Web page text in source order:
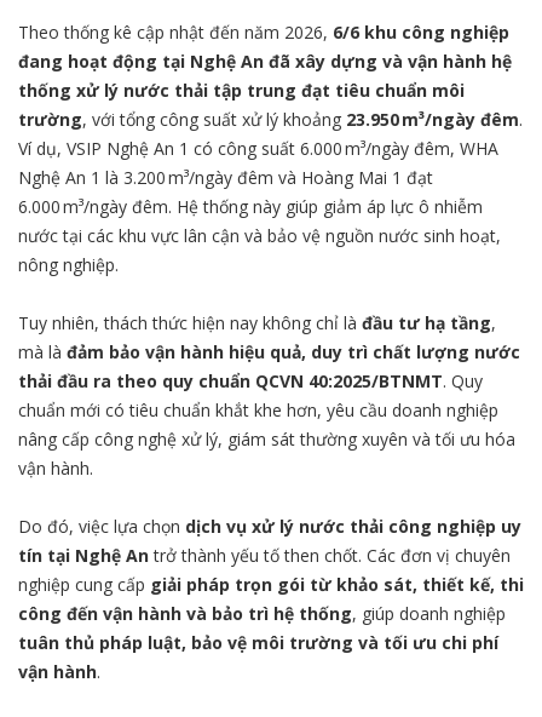
Theo thống kê cập nhật đến năm 2026, 6/6 khu công nghiệp
đang hoạt động tại Nghệ An đã xây dựng và vận hành hệ
thống xử lý nước thải tập trung đạt tiêu chuẩn môi
trường, với tổng công suất xử lý khoảng 23.950 m³/ngày đêm.
Ví dụ, VSIP Nghệ An 1 có công suất 6.000 m³/ngày đêm, WHA
Nghệ An 1 là 3.200 m³/ngày đêm và Hoàng Mai 1 đạt
6.000 m³/ngày đêm. Hệ thống này giúp giảm áp lực ô nhiễm
nước tại các khu vực lân cận và bảo vệ nguồn nước sinh hoạt,
nông nghiệp.
Tuy nhiên, thách thức hiện nay không chỉ là đầu tư hạ tầng,
mà là đảm bảo vận hành hiệu quả, duy trì chất lượng nước
thải đầu ra theo quy chuẩn QCVN 40:2025/BTNMT. Quy
chuẩn mới có tiêu chuẩn khắt khe hơn, yêu cầu doanh nghiệp
nâng cấp công nghệ xử lý, giám sát thường xuyên và tối ưu hóa
vận hành.
Do đó, việc lựa chọn dịch vụ xử lý nước thải công nghiệp uy
tín tại Nghệ Antrở thành yếu tố then chốt. Các đơn vị chuyên
nghiệp cung cấp giải pháp trọn gói từ khảo sát, thiết kế, thi
công đến vận hành và bảo trì hệ thống, giúp doanh nghiệp
tuân thủ pháp luật, bảo vệ môi trường và tối ưu chi phí
vận hành.